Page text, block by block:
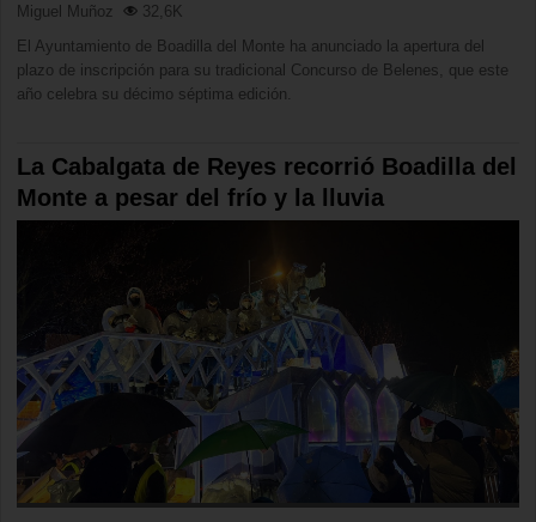
Miguel Muñoz
32,6K
El Ayuntamiento de Boadilla del Monte ha anunciado la apertura del
plazo de inscripción para su tradicional Concurso de Belenes, que este
año celebra su décimo séptima edición.
La Cabalgata de Reyes recorrió Boadilla del
Monte a pesar del frío y la lluvia